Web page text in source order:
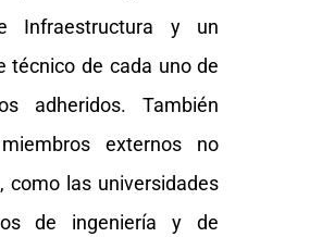
Infraestructura y un
técnico de cada uno de
adheridos. También
externos no
como las universidades
de ingeniería y de